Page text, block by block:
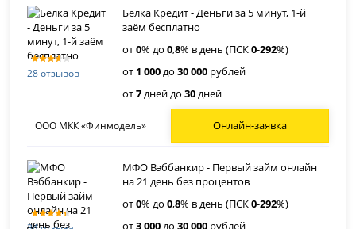
28 отзывов
Белка Кредит - Деньги за 5 минут, 1-й
заём бесплатно
от0% до0,8% в день (ПСК0-292%)
от 1 000до30 000 рублей
от7дней до30дней
ООО МКК «Финмодель» Онлайн-заявка
МФО Вэббанкир - Первый займ онлайн
на 21 день без процентов
от0% до0,8% в день (ПСК0-292%)